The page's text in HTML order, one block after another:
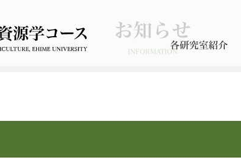
各研究室紹介
お知らせ
INFORMATION